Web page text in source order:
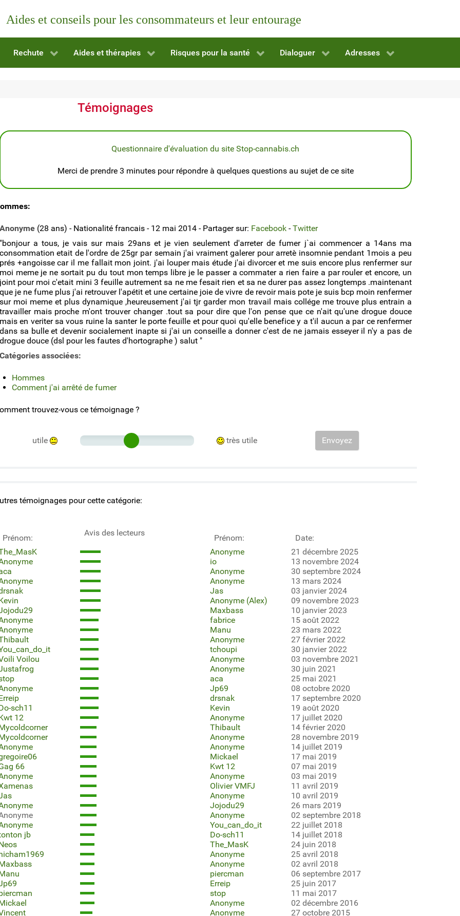
Aides et conseils pour les consommateurs et leur entourage
Rechute Aides et thérapies Risques pour la santé Dialoguer Adresses
Témoignages
Questionnaire d'évaluation du site Stop-cannabis.ch
Merci de prendre 3 minutes pour répondre à quelques questions au sujet de ce site
(28 ans) - Nationalité francais - 12 mai 2014 - Partager sur: Facebook-Twitter
a tous, je vais sur mais 29ans et je vien seulement d'arreter de fumer j`ai commencer a 14ans ma
etait de l'ordre de 25gr par semain j'ai vraiment galerer pour arretè insomnie pendant 1mois a peu
+angoisse car il me fallait mon joint. j'ai louper mais étude j'ai divorcer et me suis encore plus renfermer sur
meme je ne sortait pu du tout mon temps libre je le passer a commater a rien faire a par rouler et encore, un
pour moi c'etait mini 3 feuille autrement sa ne me fesait rien et sa ne durer pas assez longtemps .maintenant
je ne fume plus j'ai retrouver l'apétit et une certaine joie de vivre de revoir mais pote je suis bcp moin renfermer
moi meme et plus dynamique ,heureusement j'ai tjr garder mon travail mais collége me trouve plus entrain a
mais proche m'ont trouver changer .tout sa pour dire que l'on pense que ce n'ait qu'une drogue douce
en veriter sa vous ruine la santer le porte feuille et pour quoi qu'elle benefice y a t'il aucun a par ce renfermer
sa bulle et devenir socialement inapte si j'ai un conseille a donner c'est de ne jamais esseyer il n'y a pas de
douce (dsl pour les fautes d'hortographe ) salut "
associées:
Hommes
Comment j'ai arrêté de fumer
trouvez-vous ce témoignage ?
utile très utile Envoyez
témoignages pour cette catégorie:
Prénom:
Avis des lecteurs
Voilou
sch11
12
66
jb
Prénom:
Date:
Anonyme
21 décembre 2025
io
13 novembre 2024
Anonyme
30 septembre 2024
Anonyme
13 mars 2024
Jas
03 janvier 2024
Anonyme (Alex)
09 novembre 2023
Maxbass
10 janvier 2023
fabrice
15 août 2022
Manu
23 mars 2022
Anonyme
27 février 2022
tchoupi
30 janvier 2022
Anonyme
03 novembre 2021
Anonyme
30 juin 2021
aca
25 mai 2021
Jp69
08 octobre 2020
drsnak
17 septembre 2020
Kevin
19 août 2020
Anonyme
17 juillet 2020
Thibault
14 février 2020
Anonyme
28 novembre 2019
Anonyme
14 juillet 2019
Mickael
17 mai 2019
Kwt 12
07 mai 2019
Anonyme
03 mai 2019
Olivier VMFJ
11 avril 2019
Anonyme
10 avril 2019
Jojodu29
26 mars 2019
Anonyme
02 septembre 2018
You_can_do_it
22 juillet 2018
Do-sch11
14 juillet 2018
The_MasK
24 juin 2018
Anonyme
25 avril 2018
Anonyme
02 avril 2018
piercman
06 septembre 2017
Erreip
25 juin 2017
stop
11 mai 2017
Anonyme
02 décembre 2016
Anonyme
27 octobre 2015